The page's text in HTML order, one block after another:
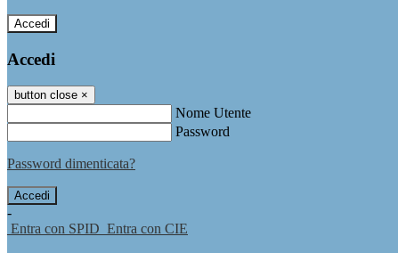
Accedi
Accedi
button close ×
Nome Utente
Password
Password dimenticata?
-
Entra con SPID Entra con CIE